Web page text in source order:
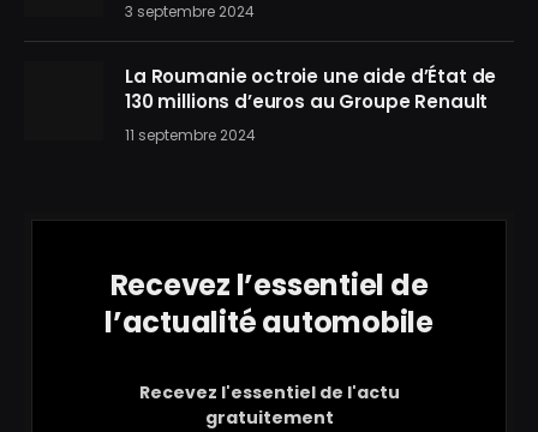
3 septembre 2024
La Roumanie octroie une aide d’État de
130 millions d’euros au Groupe Renault
11 septembre 2024
Recevez l’essentiel de
l’actualité automobile
Recevez l'essentiel de l'actu
gratuitement